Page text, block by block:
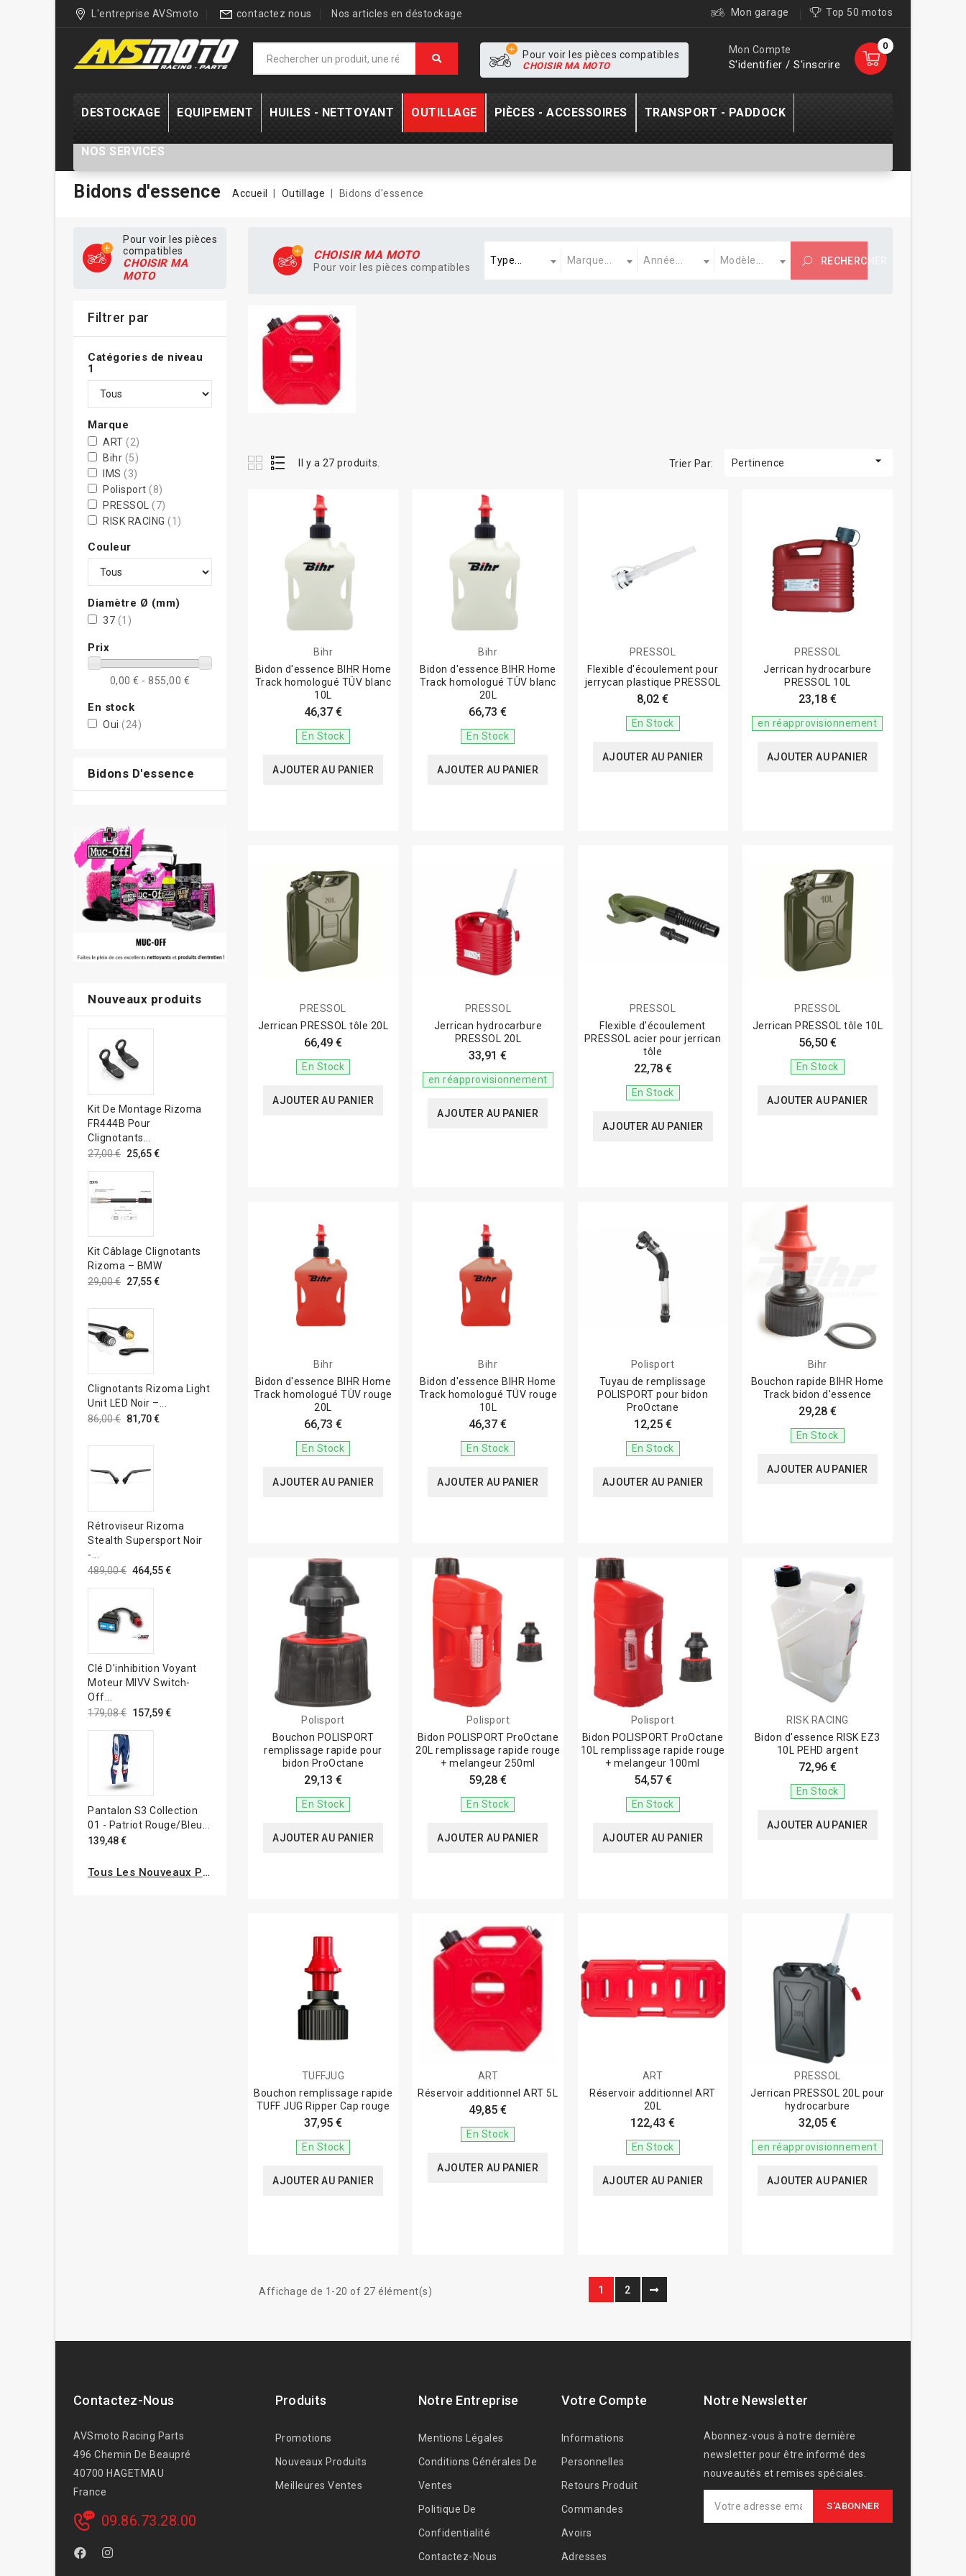
L'entreprise AVSmoto contactez nous Nos articles en déstockage Mon garage Top 50 motos
0
Mon Compte
S'identifier / S'inscrire
Pour voir les pièces compatibles
CHOISIR MA MOTO
DESTOCKAGE EQUIPEMENT HUILES - NETTOYANT OUTILLAGE PIÈCES - ACCESSOIRES TRANSPORT - PADDOCK
NOS SERVICES
Bidons d'essence Accueil Outillage Bidons d'essence
Pour voir les pièces
compatibles
CHOISIR MA
MOTO
Filtrer par
Catégories de niveau
1
Marque
ART (2)
Bihr (5)
IMS (3)
Polisport (8)
PRESSOL (7)
RISK RACING (1)
Couleur
Diamètre Ø (mm)
37 (1)
Prix
0,00 € - 855,00 €
En stock
Oui (24)
Bidons D'essence
Nouveaux produits
Kit De Montage Rizoma
FR444B Pour
Clignotants...
27,00 € 25,65 €
Kit Câblage Clignotants
Rizoma – BMW
29,00 € 27,55 €
Clignotants Rizoma Light
Unit LED Noir –...
86,00 € 81,70 €
Rétroviseur Rizoma
Stealth Supersport Noir
-...
489,00 € 464,55 €
Clé D'inhibition Voyant
Moteur MIVV Switch-
Off...
179,08 € 157,59 €
Pantalon S3 Collection
01 - Patriot Rouge/bleu...
139,48 €
Tous Les Nouveaux Produits
CHOISIR MA MOTO
Pour voir les pièces compatibles
Type...
Marque...
Année...
Modèle...
RECHERCHER
Il y a 27 produits. Trier Par: Pertinence 
Bihr
Bidon d'essence BIHR Home
Track homologué TÜV blanc
10L
46,37 €
En Stock
AJOUTER AU PANIER
Bihr
Bidon d'essence BIHR Home
Track homologué TÜV blanc
20L
66,73 €
En Stock
AJOUTER AU PANIER
PRESSOL
Flexible d'écoulement pour
jerrycan plastique PRESSOL
8,02 €
En Stock
AJOUTER AU PANIER
PRESSOL
Jerrican hydrocarbure
PRESSOL 10L
23,18 €
en réapprovisionnement
AJOUTER AU PANIER
PRESSOL
Jerrican PRESSOL tôle 20L
66,49 €
En Stock
AJOUTER AU PANIER
PRESSOL
Jerrican hydrocarbure
PRESSOL 20L
33,91 €
en réapprovisionnement
AJOUTER AU PANIER
PRESSOL
Flexible d'écoulement
PRESSOL acier pour jerrican
tôle
22,78 €
En Stock
AJOUTER AU PANIER
PRESSOL
Jerrican PRESSOL tôle 10L
56,50 €
En Stock
AJOUTER AU PANIER
Bihr
Bidon d'essence BIHR Home
Track homologué TÜV rouge
20L
66,73 €
En Stock
AJOUTER AU PANIER
Bihr
Bidon d'essence BIHR Home
Track homologué TÜV rouge
10L
46,37 €
En Stock
AJOUTER AU PANIER
Polisport
Tuyau de remplissage
POLISPORT pour bidon
ProOctane
12,25 €
En Stock
AJOUTER AU PANIER
Bihr
Bouchon rapide BIHR Home
Track bidon d'essence
29,28 €
En Stock
AJOUTER AU PANIER
Polisport
Bouchon POLISPORT
remplissage rapide pour
bidon ProOctane
29,13 €
En Stock
AJOUTER AU PANIER
Polisport
Bidon POLISPORT ProOctane
20L remplissage rapide rouge
+ melangeur 250ml
59,28 €
En Stock
AJOUTER AU PANIER
Polisport
Bidon POLISPORT ProOctane
10L remplissage rapide rouge
+ melangeur 100ml
54,57 €
En Stock
AJOUTER AU PANIER
RISK RACING
Bidon d'essence RISK EZ3
10L PEHD argent
72,96 €
En Stock
AJOUTER AU PANIER
TUFFJUG
Bouchon remplissage rapide
TUFF JUG Ripper Cap rouge
37,95 €
En Stock
AJOUTER AU PANIER
ART
Réservoir additionnel ART 5L
49,85 €
En Stock
AJOUTER AU PANIER
ART
Réservoir additionnel ART
20L
122,43 €
En Stock
AJOUTER AU PANIER
PRESSOL
Jerrican PRESSOL 20L pour
hydrocarbure
32,05 €
en réapprovisionnement
AJOUTER AU PANIER
Affichage de 1-20 of 27 élément(s) 1 2
Contactez-Nous
AVSmoto Racing Parts
496 Chemin De Beaupré
40700 HAGETMAU
France
09.86.73.28.00
Produits
Promotions
Nouveaux Produits
Meilleures Ventes
Notre Entreprise
Mentions Légales
Conditions Générales De
Ventes
Politique De
Confidentialité
Contactez-Nous
Votre Compte
Informations
Personnelles
Retours Produit
Commandes
Avoirs
Adresses
Notre Newsletter
Abonnez-vous à notre dernière
newsletter pour être informé des
nouveautés et remises spéciales.